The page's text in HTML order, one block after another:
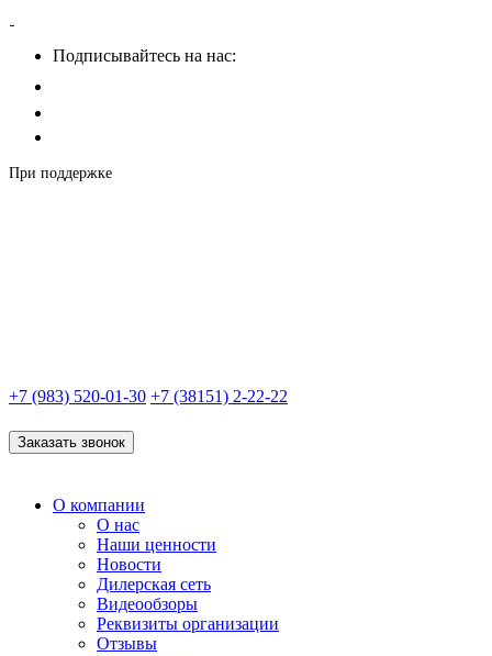
Подписывайтесь на нас:
При поддержке
+7 (983) 520-01-30 +7 (38151) 2-22-22
Заказать звонок
О компании
О нас
Наши ценности
Новости
Дилерская сеть
Видеообзоры
Реквизиты организации
Отзывы